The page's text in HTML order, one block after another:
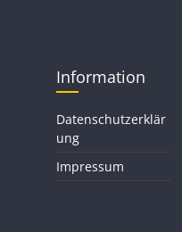
Information
Datenschutzerklär
ung
Impressum